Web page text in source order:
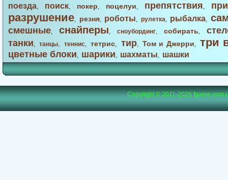
поезда, поиск, покер, поцелуи, препятствия,
разрушение, резня, роботы, рулетка, рыбалка,
смешные, снайперы, сноубординг, собирать,
танки,танцы, теннис,тетрис, тир,Том и Джерри, три
цветные блоки, шарики, шахматы, шашки
Copyright © 2011-2026